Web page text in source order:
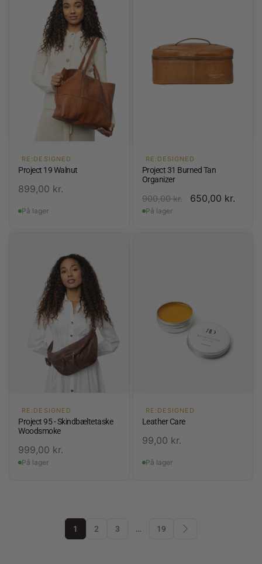
RE:DESIGNED
Project 19 Walnut
899,00 kr.
På lager
RE:DESIGNED
Project 31 Burned Tan
Organizer
900,00kr. 650,00 kr.
På lager
RE:DESIGNED
Project 95 - Skindbæltetaske
Woodsmoke
999,00 kr.
På lager
RE:DESIGNED
Leather Care
99,00 kr.
På lager
1 2 3 … 19